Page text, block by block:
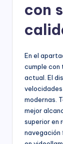
con
En el
cumple con
actual. El
modernas.
mejor
superior en
navegación